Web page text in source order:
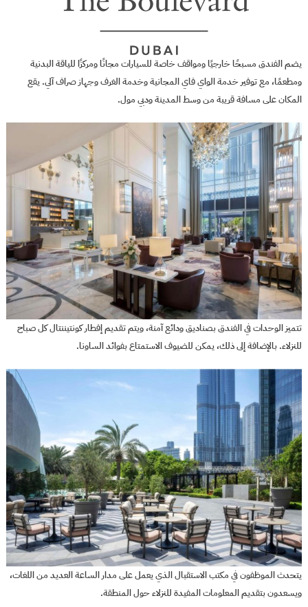
يضم الفندق مسبحًا خارجيًا ومواقف خاصة للسيارات مجانًا ومركزًا للياقة البدنية
ومطعمًا، مع توفير خدمة الواي فاي المجانية وخدمة الغرف وجهاز صراف آلي. يقع
المكان على مسافة قريبة من وسط المدينة ودبي مول.
تتميز الوحدات في الفندق بصناديق ودائع آمنة، ويتم تقديم إفطار كونتيننتال كل صباح
للنزلاء. بالإضافة إلى ذلك، يمكن للضيوف الاستمتاع بفوائد الساونا.
يتحدث الموظفون في مكتب الاستقبال الذي يعمل على مدار الساعة العديد من اللغات،
ويسعدون بتقديم المعلومات المفيدة للنزلاء حول المنطقة.